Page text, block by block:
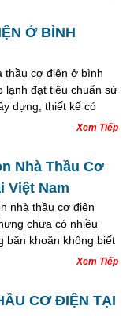
Ở BÌNH
thầu cơ điện ở bình
lạnh đạt tiêu chuẩn sử
dựng, thiết kế có
Xem Tiếp
Nhà Thầu Cơ
Việt Nam
nhà thầu cơ điện
chưa có nhiều
băn khoăn không biết
Xem Tiếp
CƠ ĐIỆN TẠI